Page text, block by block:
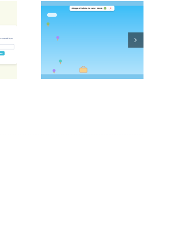
Atrapa el helado